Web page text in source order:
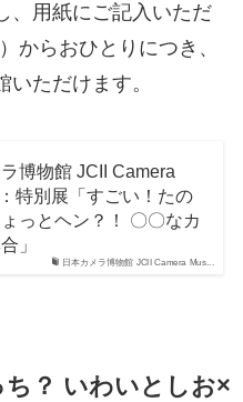
、用紙にご記入いただ
からおひとりにつき、
ただけます。
日本カメラ博物館 JCII Camera Mus...
博物館 JCII Camera
特別展「すごい！たの
っとヘン？！ 〇〇なカ
」
ち？ いわいとしお×